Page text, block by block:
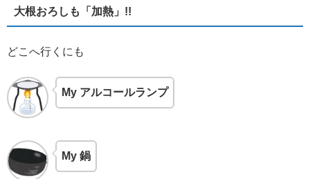
大根おろしも「加熱」!!
どこへ行くにも
My アルコールランプ
My 鍋